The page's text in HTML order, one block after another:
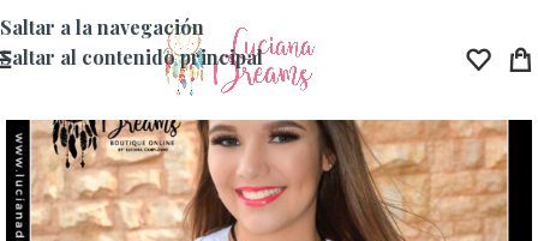
Saltar a la navegación
Saltar al contenido principal